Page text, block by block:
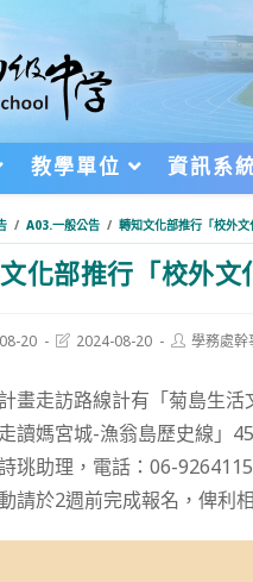
教學單位 資訊系
/ A03.一般公告 / 轉知文化部推行「校外文
文化部推行「校外文
20
Post2024-08-20
Post學務處幹
畫走訪路線計有「菊島生
讀媽宮城-漁翁島歷史線」
珧助理，電話：06-
請於2週前完成報名，俾利